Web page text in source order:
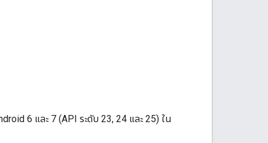
6 และ 7 (API ระดับ 23, 24 และ 25) ใน